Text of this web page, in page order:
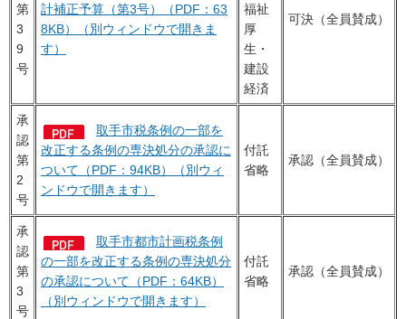
第
3
9
号
計補正予算（第3号）（PDF：63
8KB）（別ウィンドウで開きま
す）
福祉
厚
生・
建設
経済
可決（全員賛成）
承
認
第
2
号
取手市税条例の一部を
改正する条例の専決処分の承認に
ついて（PDF：94KB）（別ウィ
ンドウで開きます）
付託
省略
承認（全員賛成）
承
認
第
3
号
取手市都市計画税条例
の一部を改正する条例の専決処分
の承認について（PDF：64KB）
（別ウィンドウで開きます）
付託
省略
承認（全員賛成）